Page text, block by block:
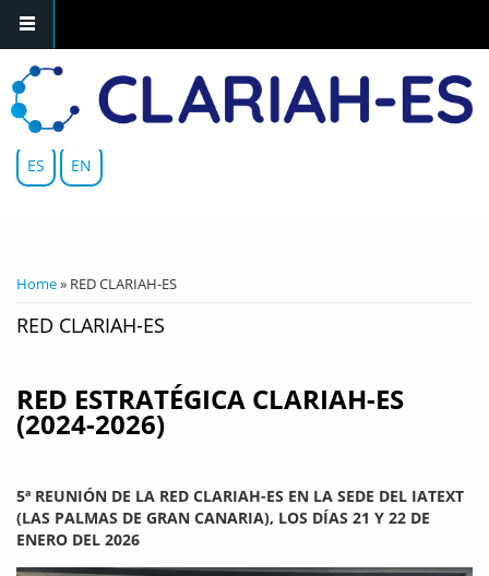
ES EN
YOU ARE HERE
Home» RED CLARIAH-ES
RED CLARIAH-ES
RED ESTRATÉGICA CLARIAH-ES
(2024-2026)
5ª REUNIÓN DE LA RED CLARIAH-ES EN LA SEDE DEL IATEXT
(LAS PALMAS DE GRAN CANARIA), LOS DÍAS 21 Y 22 DE
ENERO DEL 2026